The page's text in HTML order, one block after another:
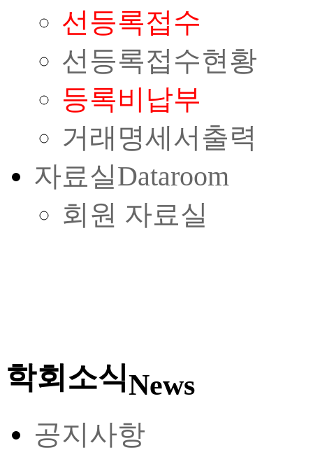
선등록접수
선등록접수현황
등록비납부
거래명세서출력
자료실Dataroom
회원 자료실
학회소식News
공지사항